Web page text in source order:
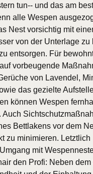
tun-- und das am
alle Wespen
Nest vorsichtig mit
von der Unterlage zu
entsorgen. Für
vorbeugende
von Lavendel,
das gezielte
können Wespen
Auch
Bettlakens vor dem
zu minimieren. Letztlich
mit
den Profi: Neben dem